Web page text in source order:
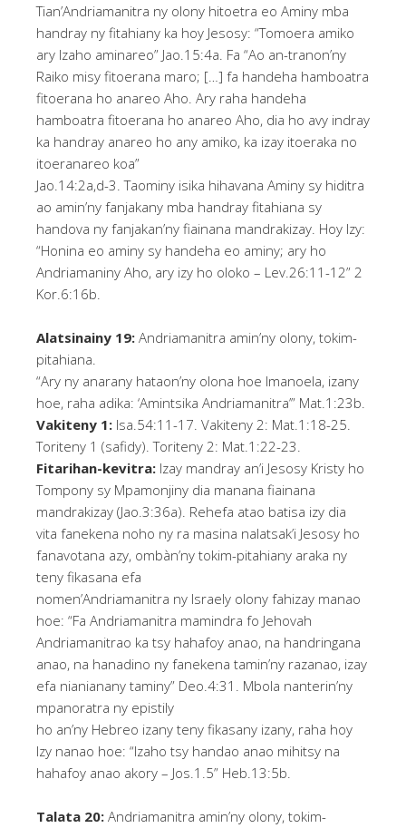
Tian’Andriamanitra ny olony hitoetra eo Aminy mba
handray ny fitahiany ka hoy Jesosy: “Tomoera amiko
ary Izaho aminareo” Jao.15:4a. Fa “Ao an-tranon’ny
Raiko misy fitoerana maro; […] fa handeha hamboatra
fitoerana ho anareo Aho. Ary raha handeha
hamboatra fitoerana ho anareo Aho, dia ho avy indray
ka handray anareo ho any amiko, ka izay itoeraka no
itoeranareo koa”
Jao.14:2a,d-3. Taominy isika hihavana Aminy sy hiditra
ao amin’ny fanjakany mba handray fitahiana sy
handova ny fanjakan’ny fiainana mandrakizay. Hoy Izy:
“Honina eo aminy sy handeha eo aminy; ary ho
Andriamaniny Aho, ary izy ho oloko – Lev.26:11-12” 2
Kor.6:16b.
Alatsinainy 19: Andriamanitra amin’ny olony, tokim-
pitahiana.
“Ary ny anarany hataon’ny olona hoe Imanoela, izany
hoe, raha adika: ‘Amintsika Andriamanitra’” Mat.1:23b.
Vakiteny 1: Isa.54:11-17. Vakiteny 2: Mat.1:18-25.
Toriteny 1 (safidy). Toriteny 2: Mat.1:22-23.
Fitarihan-kevitra: Izay mandray an’i Jesosy Kristy ho
Tompony sy Mpamonjiny dia manana fiainana
mandrakizay (Jao.3:36a). Rehefa atao batisa izy dia
vita fanekena noho ny ra masina nalatsak’i Jesosy ho
fanavotana azy, ombàn’ny tokim-pitahiany araka ny
teny fikasana efa
nomen’Andriamanitra ny Israely olony fahizay manao
hoe: “Fa Andriamanitra mamindra fo Jehovah
Andriamanitrao ka tsy hahafoy anao, na handringana
anao, na hanadino ny fanekena tamin’ny razanao, izay
efa nianianany taminy” Deo.4:31. Mbola nanterin’ny
mpanoratra ny epistily
ho an’ny Hebreo izany teny fikasany izany, raha hoy
Izy nanao hoe: “Izaho tsy handao anao mihitsy na
hahafoy anao akory – Jos.1.5” Heb.13:5b.
Talata 20: Andriamanitra amin’ny olony, tokim-